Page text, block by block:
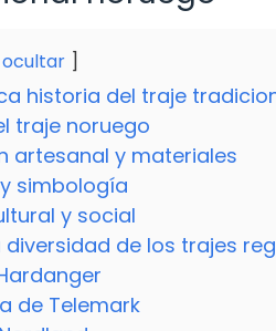
ocultar
historia del traje
traje noruego
artesanal y materiales
simbología
y social
diversidad de los trajes
de Telemark